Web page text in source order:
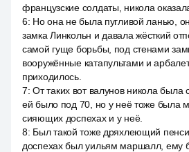
французские солдаты, никола
6: Но она не была пугливой ланью,
замка Линкольн и давала жёсткий
самой гуще борьбы, под стенами
вооружённые катапультами и
приходилось.
7:От таких вот валунов никола была
ей было под 70, но у неё тоже была
сияющих доспехах и у неё.
8: Был такой тоже дряхлеющий
доспехах был уильям маршалл, ему